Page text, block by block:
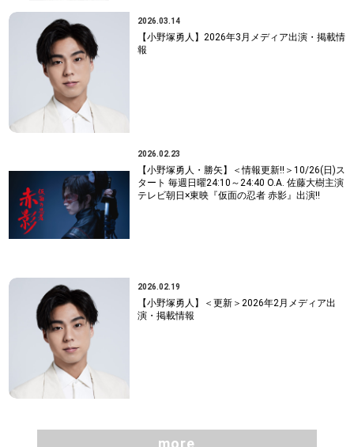
2026.03.14
【小野塚勇人】2026年3月メディア出演・掲載情
報
2026.02.23
【小野塚勇人・勝矢】＜情報更新!!＞10/26(日)ス
タート 毎週日曜24:10～24:40 O.A. 佐藤大樹主演
テレビ朝日×東映『仮面の忍者 赤影』出演!!
2026.02.19
【小野塚勇人】＜更新＞2026年2月メディア出
演・掲載情報
more